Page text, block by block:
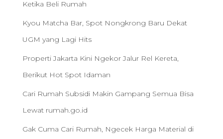
Ketika Beli Rumah
Kyou Matcha Bar, Spot Nongkrong Baru Dekat
UGM yang Lagi Hits
Properti Jakarta Kini Ngekor Jalur Rel Kereta,
Berikut Hot Spot Idaman
Cari Rumah Subsidi Makin Gampang Semua Bisa
Lewat rumah.go.id
Gak Cuma Cari Rumah, Ngecek Harga Material di